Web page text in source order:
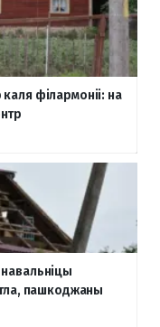
філармоніі: на
пашкоджаны